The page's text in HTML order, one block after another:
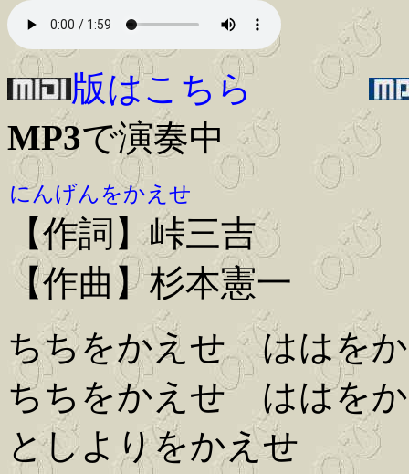
版はこちら
MP3で演奏中
にんげんをかえせ
【作詞】峠三吉
【作曲】杉本憲一
ちちをかえせ ははを
ちちをかえせ ははを
としよりをかえせ